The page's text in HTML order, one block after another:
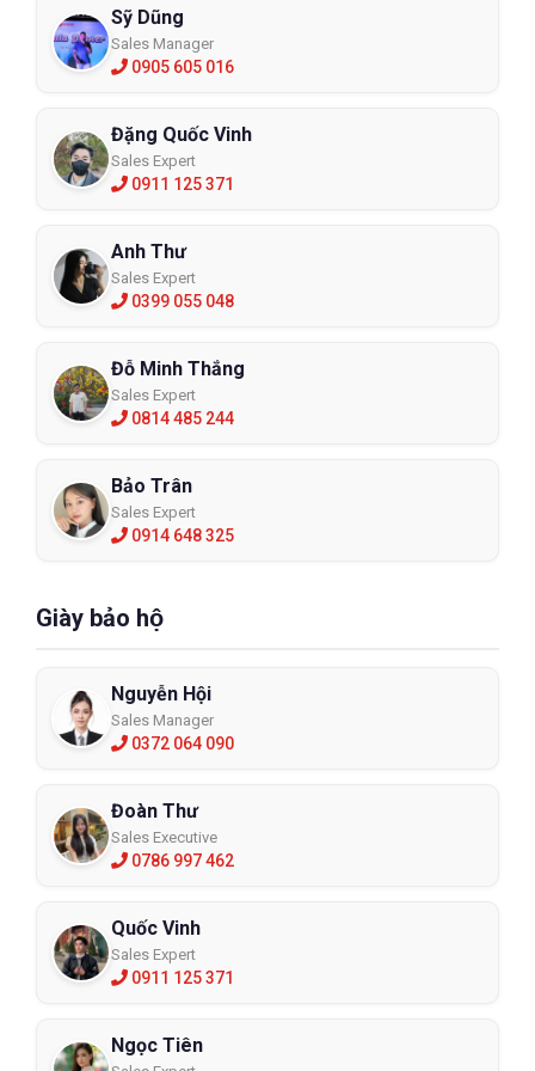
Sỹ Dũng
Sales Manager
0905 605 016
Đặng Quốc Vinh
Sales Expert
0911 125 371
Anh Thư
Sales Expert
0399 055 048
Đỗ Minh Thắng
Sales Expert
0814 485 244
Bảo Trân
Sales Expert
0914 648 325
Giày bảo hộ
Nguyễn Hội
Sales Manager
0372 064 090
Đoàn Thư
Sales Executive
0786 997 462
Quốc Vinh
Sales Expert
0911 125 371
Ngọc Tiên